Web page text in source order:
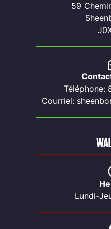
59
Téléphone:
Courriel:
Lundi-